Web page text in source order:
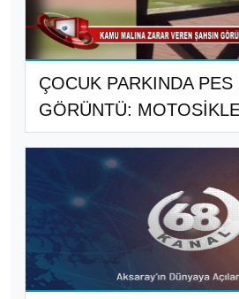
ÇOCUK PARKINDA PES
GÖRÜNTÜ: